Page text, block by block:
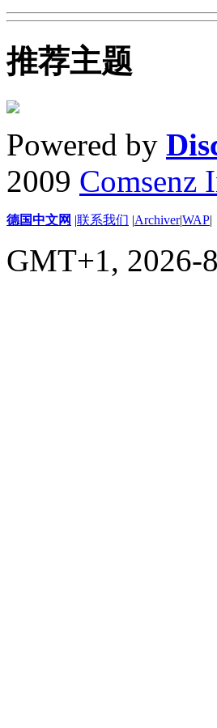
推荐主题
Powered by
2009 Comsenz
德国中文网 |联系我们 |Archiver|WAP|
GMT+1, 2026-